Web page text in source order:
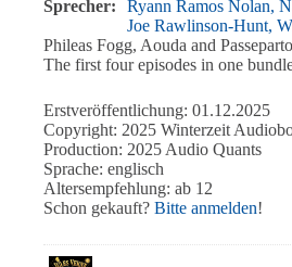
Sprecher:
Ryann Ramos Nolan,
Joe Rawlinson-Hunt,
Phileas Fogg, Aouda and
The first four episodes in one
Erstveröffentlichung: 01.12.2025
Copyright: 2025 Winterzeit
Production: 2025 Audio Quants
Sprache: englisch
Altersempfehlung: ab 12
Schon gekauft? Bitte anmelden!